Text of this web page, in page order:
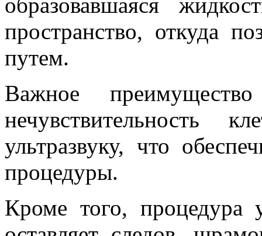
образовавшаяся
пространство, откуда
путем.
Важное
ультразвуку, что
процедуры.
Кроме того, процедура